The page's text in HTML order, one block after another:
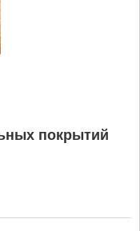
покрытий